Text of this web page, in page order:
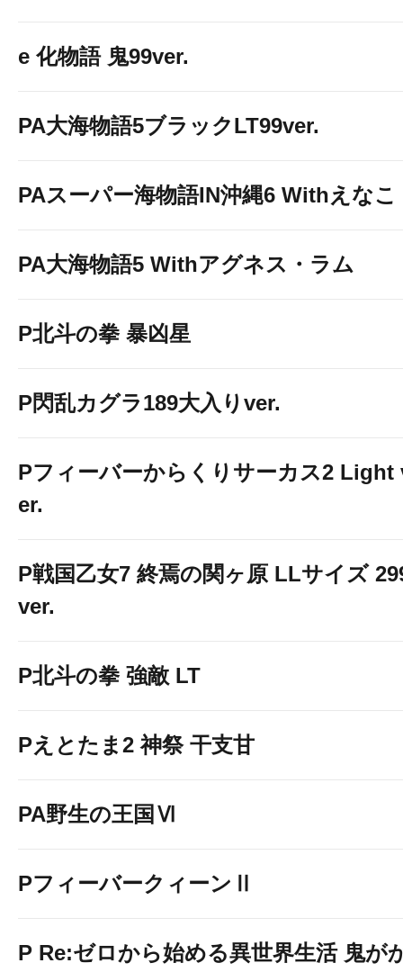
e 化物語 鬼99ver.
PA大海物語5ブラックLT99ver.
PAスーパー海物語IN沖縄6 Withえなこ
PA大海物語5 Withアグネス・ラム
P北斗の拳 暴凶星
P閃乱カグラ189大入りver.
Pフィーバーからくりサーカス2 Light
er.
P戦国乙女7 終焉の関ヶ原 LLサイズ
ver.
P北斗の拳 強敵 LT
Pえとたま2 神祭 干支甘
PA野生の王国Ⅵ
PフィーバークィーンⅡ
P Re:ゼロから始める異世界生活 鬼が